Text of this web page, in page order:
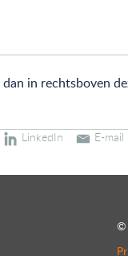
in rechtsboven
©